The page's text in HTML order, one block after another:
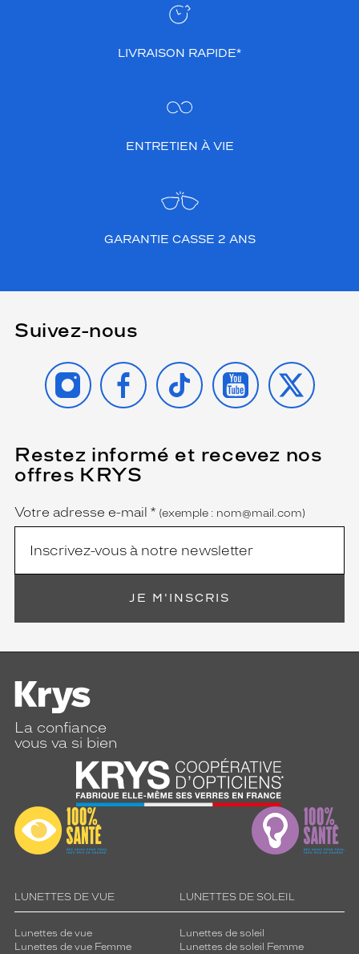
LIVRAISON RAPIDE*
ENTRETIEN À VIE
GARANTIE CASSE 2 ANS
Suivez-nous
INSTAGRAMFACEBOOK
TIKTOK YOUTUBE
X
Restez informé et recevez nos
offres KRYS
Name
Votre adresse e-mail *
(Ce
champ
est
obligatoire)
(exemple : nom@mail.com)
JE M'INSCRIS
La confiance
vous va si bien
LUNETTES DE VUE
Lunettes de vue
Lunettes de vue Femme
LUNETTES DE SOLEIL
Lunettes de soleil
Lunettes de soleil Femme